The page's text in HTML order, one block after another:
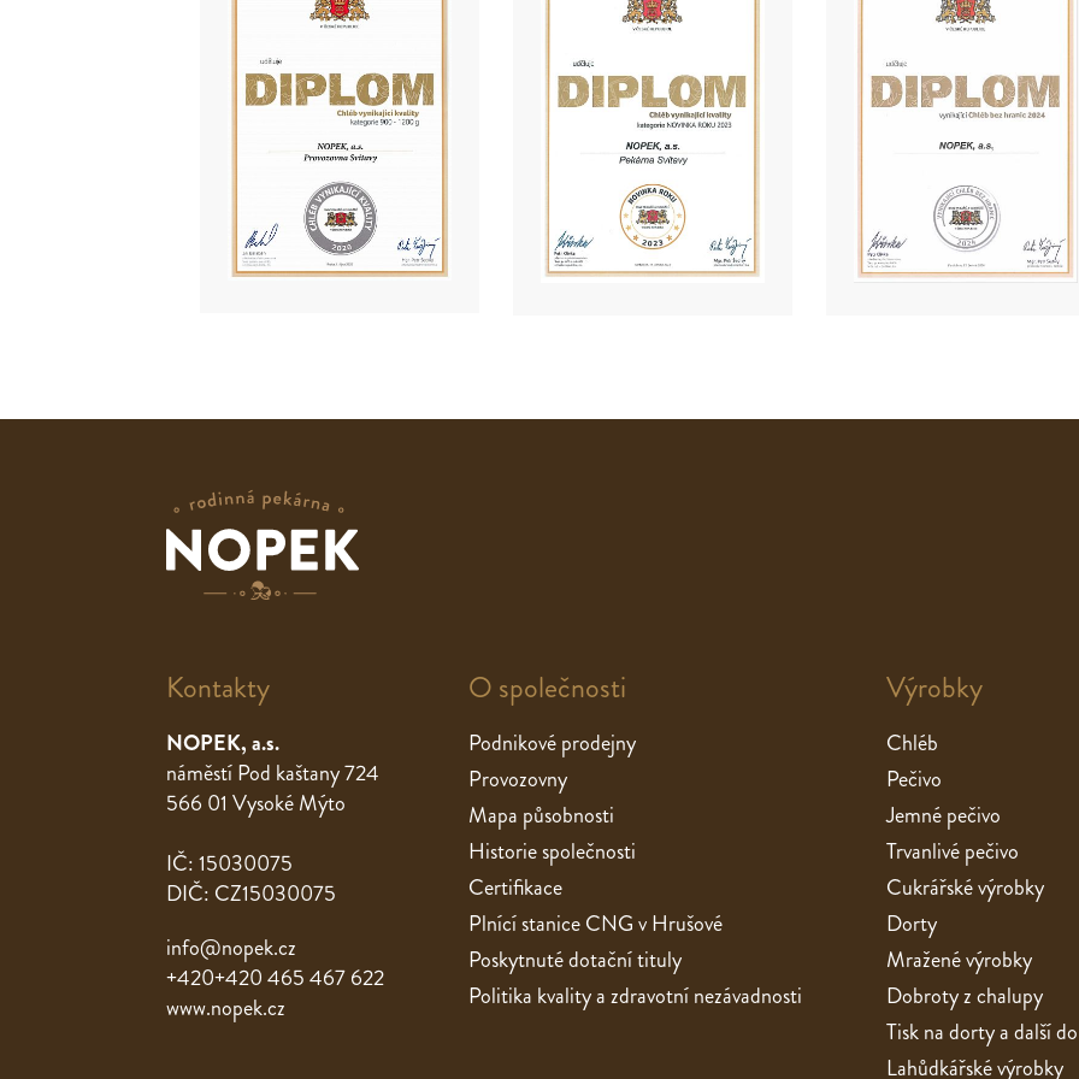
Kontakty
NOPEK, a.s.
náměstí Pod kaštany 724
566 01 Vysoké Mýto
IČ: 15030075
DIČ: CZ15030075
info@nopek.cz
+420+420 465 467 622
www.nopek.cz
O společnosti
Podnikové prodejny
Provozovny
Mapa působnosti
Historie společnosti
Certifikace
Plnící stanice CNG v Hrušové
Poskytnuté dotační tituly
Politika kvality a zdravotní nezávadnosti
Výrobky
Chléb
Pečivo
Jemné pečivo
Trvanlivé pečivo
Cukrářské výrobky
Dorty
Mražené výrobky
Dobroty z chalupy
Tisk na dorty a další
Lahůdkářské výrobky